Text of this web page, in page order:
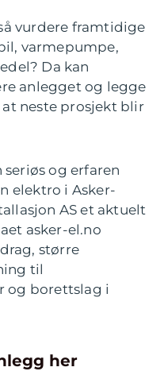
vurdere framtidige
varmepumpe,
Da kan
anlegget og legge
neste prosjekt blir
seriøs og erfaren
elektro i Asker-
AS et aktuelt
asker-el.no
større
til
og borettslag i
her